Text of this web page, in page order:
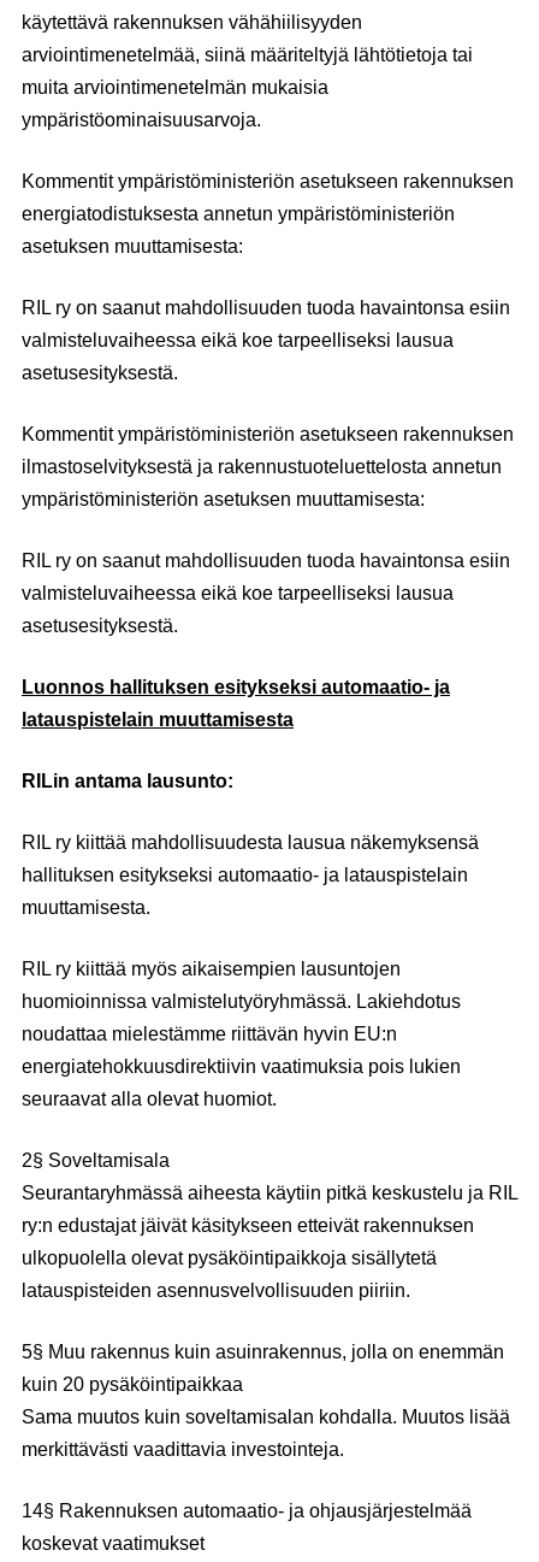
käytettävä rakennuksen vähähiilisyyden
arviointimenetelmää, siinä määriteltyjä lähtötietoja tai
muita arviointimenetelmän mukaisia
ympäristöominaisuusarvoja.
Kommentit ympäristöministeriön asetukseen rakennuksen
energiatodistuksesta annetun ympäristöministeriön
asetuksen muuttamisesta:
RIL ry on saanut mahdollisuuden tuoda havaintonsa esiin
valmisteluvaiheessa eikä koe tarpeelliseksi lausua
asetusesityksestä.
Kommentit ympäristöministeriön asetukseen rakennuksen
ilmastoselvityksestä ja rakennustuoteluettelosta annetun
ympäristöministeriön asetuksen muuttamisesta:
RIL ry on saanut mahdollisuuden tuoda havaintonsa esiin
valmisteluvaiheessa eikä koe tarpeelliseksi lausua
asetusesityksestä.
Luonnos hallituksen esitykseksi automaatio- ja
latauspistelain muuttamisesta
RILin antama lausunto:
RIL ry kiittää mahdollisuudesta lausua näkemyksensä
hallituksen esitykseksi automaatio- ja latauspistelain
muuttamisesta.
RIL ry kiittää myös aikaisempien lausuntojen
huomioinnissa valmistelutyöryhmässä. Lakiehdotus
noudattaa mielestämme riittävän hyvin EU:n
energiatehokkuusdirektiivin vaatimuksia pois lukien
seuraavat alla olevat huomiot.
2§ Soveltamisala
Seurantaryhmässä aiheesta käytiin pitkä keskustelu ja RIL
ry:n edustajat jäivät käsitykseen etteivät rakennuksen
ulkopuolella olevat pysäköintipaikkoja sisällytetä
latauspisteiden asennusvelvollisuuden piiriin.
5§ Muu rakennus kuin asuinrakennus, jolla on enemmän
kuin 20 pysäköintipaikkaa
Sama muutos kuin soveltamisalan kohdalla. Muutos lisää
merkittävästi vaadittavia investointeja.
14§ Rakennuksen automaatio- ja ohjausjärjestelmää
koskevat vaatimukset